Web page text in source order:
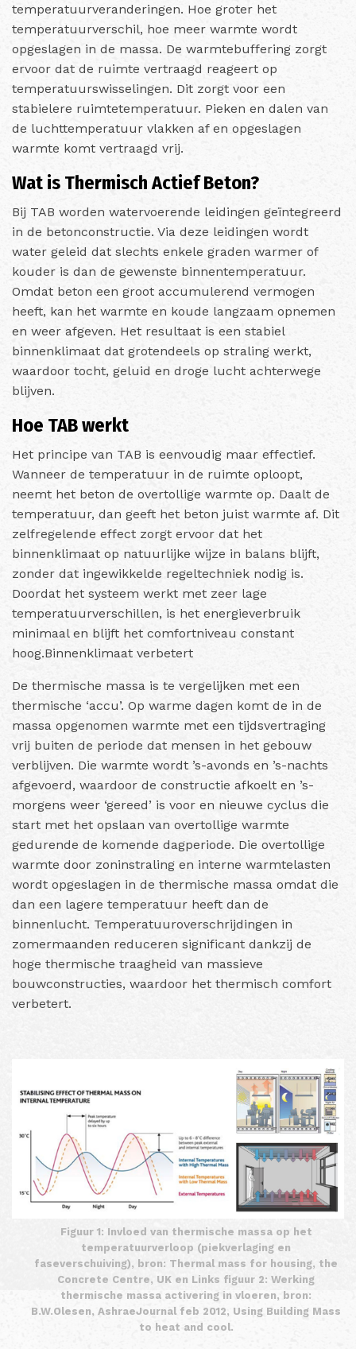
temperatuurveranderingen. Hoe groter het
temperatuurverschil, hoe meer warmte wordt
opgeslagen in de massa. De warmtebuffering zorgt
ervoor dat de ruimte vertraagd reageert op
temperatuurswisselingen. Dit zorgt voor een
stabielere ruimtetemperatuur. Pieken en dalen van
de luchttemperatuur vlakken af en opgeslagen
warmte komt vertraagd vrij.
Wat is Thermisch Actief Beton?
Bij TAB worden watervoerende leidingen geïntegreerd
in de betonconstructie. Via deze leidingen wordt
water geleid dat slechts enkele graden warmer of
kouder is dan de gewenste binnentemperatuur.
Omdat beton een groot accumulerend vermogen
heeft, kan het warmte en koude langzaam opnemen
en weer afgeven. Het resultaat is een stabiel
binnenklimaat dat grotendeels op straling werkt,
waardoor tocht, geluid en droge lucht achterwege
blijven.
Hoe TAB werkt
Het principe van TAB is eenvoudig maar effectief.
Wanneer de temperatuur in de ruimte oploopt,
neemt het beton de overtollige warmte op. Daalt de
temperatuur, dan geeft het beton juist warmte af. Dit
zelfregelende effect zorgt ervoor dat het
binnenklimaat op natuurlijke wijze in balans blijft,
zonder dat ingewikkelde regeltechniek nodig is.
Doordat het systeem werkt met zeer lage
temperatuurverschillen, is het energieverbruik
minimaal en blijft het comfortniveau constant
hoog.Binnenklimaat verbetert
De thermische massa is te vergelijken met een
thermische ‘accu’. Op warme dagen komt de in de
massa opgenomen warmte met een tijdsvertraging
vrij buiten de periode dat mensen in het gebouw
verblijven. Die warmte wordt ’s-avonds en ’s-nachts
afgevoerd, waardoor de constructie afkoelt en ’s-
morgens weer ‘gereed’ is voor en nieuwe cyclus die
start met het opslaan van overtollige warmte
gedurende de komende dagperiode. Die overtollige
warmte door zoninstraling en interne warmtelasten
wordt opgeslagen in de thermische massa omdat die
dan een lagere temperatuur heeft dan de
binnenlucht. Temperatuuroverschrijdingen in
zomermaanden reduceren significant dankzij de
hoge thermische traagheid van massieve
bouwconstructies, waardoor het thermisch comfort
verbetert.
Figuur 1: Invloed van thermische massa op het
temperatuurverloop (piekverlaging en
faseverschuiving), bron: Thermal mass for housing, the
Concrete Centre, UK en Links figuur 2: Werking
thermische massa activering in vloeren, bron:
B.W.Olesen, AshraeJournal feb 2012, Using Building Mass
to heat and cool.